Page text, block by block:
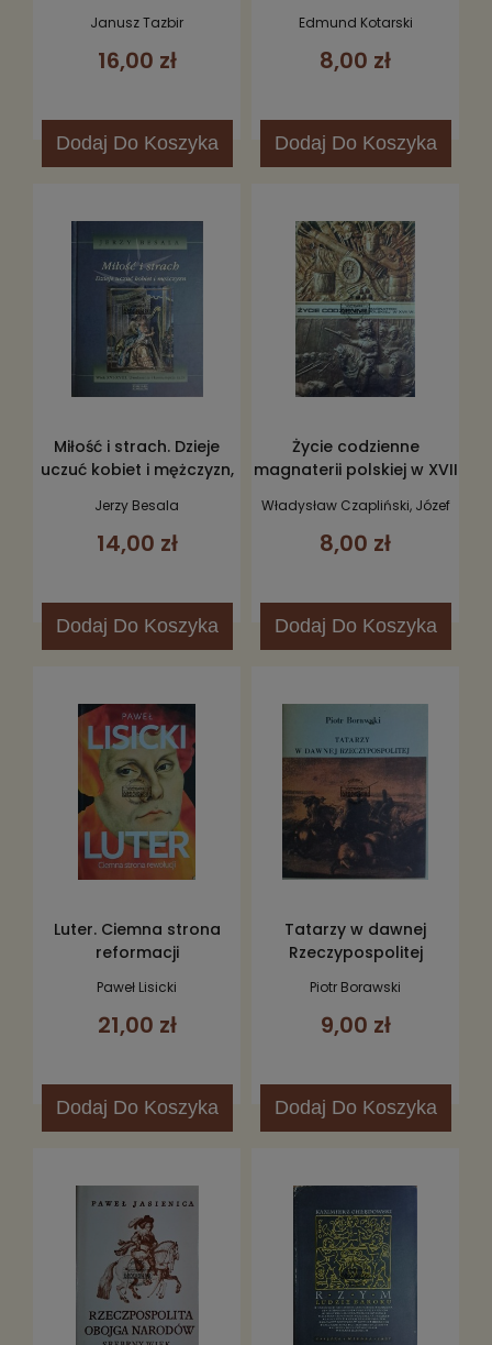
Janusz Tazbir
16,00 zł
Dodaj Do Koszyka
Edmund Kotarski
8,00 zł
Dodaj Do Koszyka
Miłość i strach. Dzieje
uczuć kobiet i mężczyzn,
uwolnienie i konsumpcja
żądz
Jerzy Besala
14,00 zł
Dodaj Do Koszyka
Życie codzienne
magnaterii polskiej w XVII
Władysław Czapliński, Józef
8,00 zł
Dodaj Do Koszyka
Luter. Ciemna strona
reformacji
Paweł Lisicki
21,00 zł
Dodaj Do Koszyka
Tatarzy w dawnej
Rzeczypospolitej
Piotr Borawski
9,00 zł
Dodaj Do Koszyka